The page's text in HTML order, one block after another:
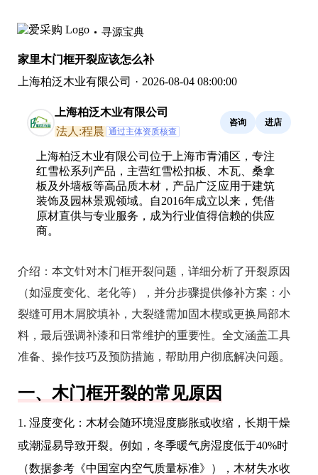
寻源宝典
家里木门框开裂应该怎么补
上海柏泛木业有限公司 · 2026-08-04 08:00:00
上海柏泛木业有限公司
法人:程晨 通过主体资质核查
咨询 进店
上海柏泛木业有限公司位于上海市青浦区，专注
红雪松系列产品，主营红雪松扣板、木瓦、桑拿
板及外墙板等高品质木材，产品广泛应用于建筑
装饰及园林景观领域。自2016年成立以来，凭借
原材直供与专业服务，成为行业值得信赖的供应
商。
介绍： 本文针对木门框开裂问题，详细分析了开裂原因
（如湿度变化、老化等），并分步骤提供修补方案：小
裂缝可用木屑胶填补，大裂缝需加固木楔或更换局部木
料，最后强调补漆和日常维护的重要性。全文涵盖工具
准备、操作技巧及预防措施，帮助用户彻底解决问题。
一、木门框开裂的常见原因
1. 湿度变化：木材会随环境湿度膨胀或收缩，长期干燥
或潮湿易导致开裂。例如，冬季暖气房湿度低于40%时
（数据参考《中国室内空气质量标准》），木材失水收